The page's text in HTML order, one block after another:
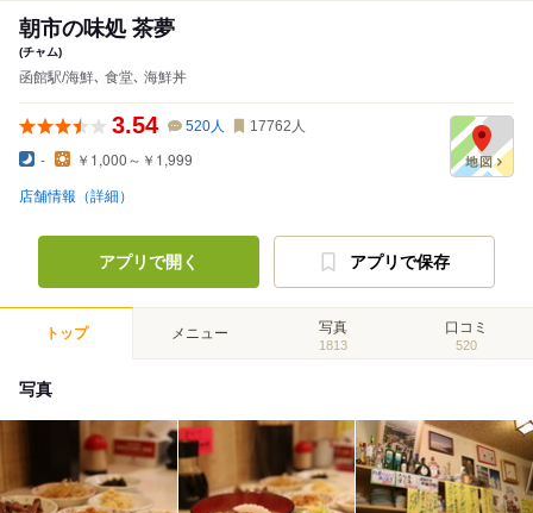
朝市の味処 茶夢
(チャム)
函館駅/海鮮､ 食堂､ 海鮮丼
3.54 520人 17762 人
- ￥1,000～￥1,999
店舗情報（詳細）
アプリで開く アプリで保存
トップ メニュー 写真
1813
口コミ
520
写真